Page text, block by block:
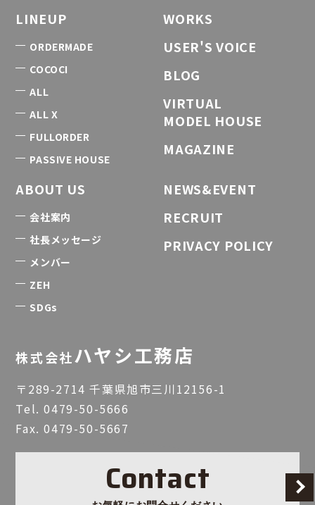
LINEUP
ORDERMADE
COCOCI
ALL
ALL X
FULLORDER
PASSIVE HOUSE
WORKS
USER'S VOICE
BLOG
VIRTUAL
MODEL HOUSE
MAGAZINE
ABOUT US
会社案内
社長メッセージ
メンバー
ZEH
SDGs
NEWS&EVENT
RECRUIT
PRIVACY POLICY
株式会社ハヤシ工務店
〒289-2714 千葉県旭市三川12156-1
Tel.0479-50-5666
Fax. 0479-50-5667
Contact